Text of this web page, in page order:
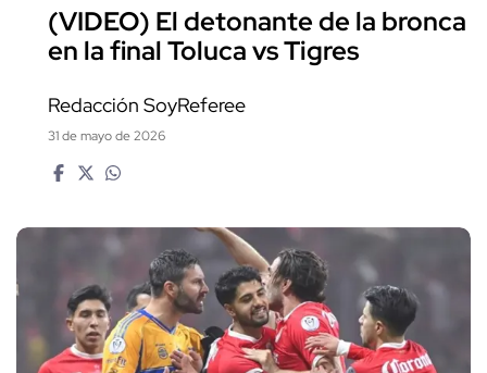
(VIDEO) El detonante de la bronca
en la final Toluca vs Tigres
Redacción SoyReferee
31 de mayo de 2026